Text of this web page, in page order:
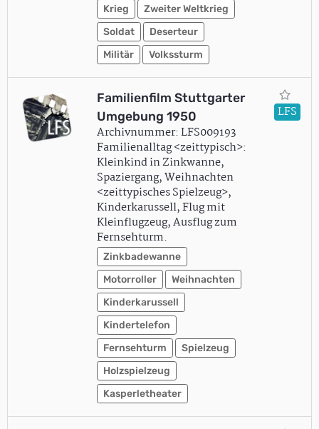
Krieg
Zweiter Weltkrieg
Soldat
Deserteur
Militär
Volkssturm
Familienfilm Stuttgarter
Umgebung 1950
Archivnummer: LFS009193
Familienalltag <zeittypisch>:
Kleinkind in Zinkwanne,
Spaziergang, Weihnachten
<zeittypisches Spielzeug>,
Kinderkarussell, Flug mit
Kleinflugzeug, Ausflug zum
Fernsehturm.
Zinkbadewanne
Motorroller
Weihnachten
Kinderkarussell
Kindertelefon
Fernsehturm
Spielzeug
Holzspielzeug
Kasperletheater
LFS